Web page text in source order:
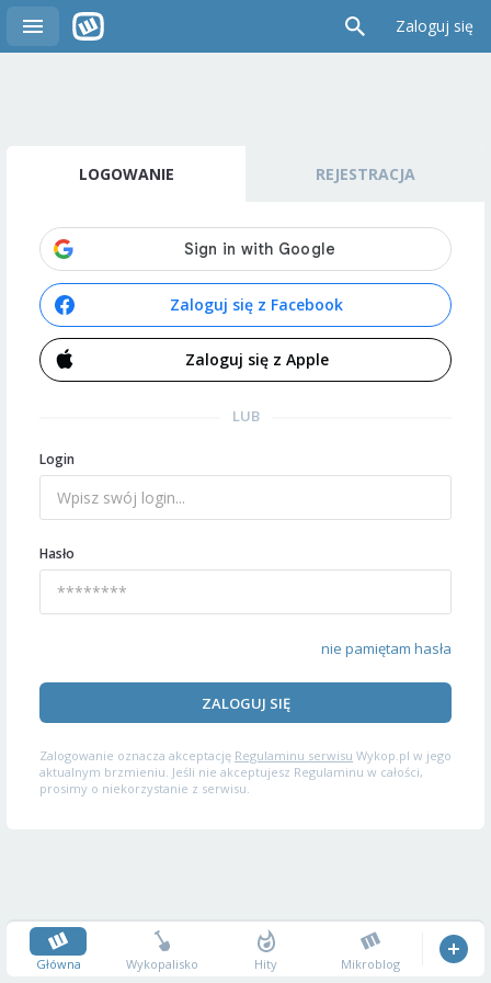
Zaloguj się
LOGOWANIE REJESTRACJA
Zaloguj się z Facebook
Zaloguj się z Apple
LUB
Login
Hasło
nie pamiętam hasła
ZALOGUJ SIĘ
Zalogowanie oznacza akceptację Regulaminu serwisu Wykop.pl w jego
aktualnym brzmieniu. Jeśli nie akceptujesz Regulaminu w całości,
prosimy o niekorzystanie z serwisu.
Główna Wykopalisko Hity Mikroblog